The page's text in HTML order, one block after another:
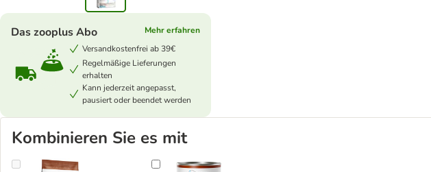
Das zooplus Abo
Mehr erfahren
Versandkostenfrei ab 39€
Regelmäßige Lieferungen
erhalten
Kann jederzeit angepasst,
pausiert oder beendet werden
Kombinieren Sie es mit